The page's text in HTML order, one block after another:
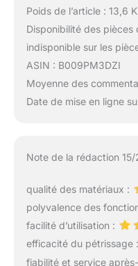
Poids de l’article : 13,6
Disponibilité des pièces
indisponible sur les
ASIN : B009PM3DZI
Moyenne des
Date de mise en ligne
Note de la rédaction 15/
qualité des matériaux :
polyvalence des
facilité d’utilisation :
efficacité du pétrissage :
fiabilité et service